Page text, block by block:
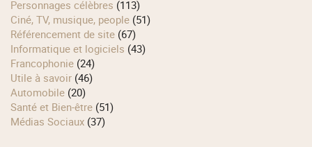
Personnages célèbres (113)
Ciné, TV, musique, people (51)
Référencement de site (67)
Informatique et logiciels (43)
Francophonie (24)
Utile à savoir (46)
Automobile (20)
Santé et Bien-être (51)
Médias Sociaux (37)